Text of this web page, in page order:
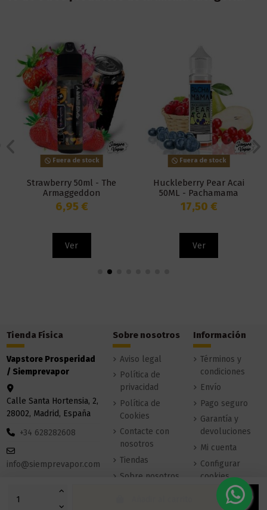
Fuera de stock
Strawberry 50ml - The
Armaggeddon
6,95 €
Ver
Fuera de stock
Huckleberry Pear Acai
50ML - Pachamama
17,50 €
Ver
Tienda Física
Vapstore Prosperidad
/ Siemprevapor
Calle Santa Hortensia, 2,
28002, Madrid, España
+34 628282608
info@siemprevapor.com
Sobre nosotros
Aviso legal
Política de
privacidad
Política de
Cookies
Contacte con
nosotros
Tiendas
Sobre nosotros
Información
Términos y
condiciones
Envío
Pago seguro
Garantía y
devoluciones
Mi cuenta
Configurar
cookies